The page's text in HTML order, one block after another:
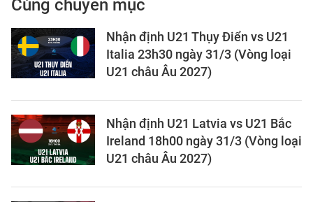
Cùng chuyên mục
Nhận định U21 Thụy Điển vs U21
Italia 23h30 ngày 31/3 (Vòng loại
U21 châu Âu 2027)
Nhận định U21 Latvia vs U21 Bắc
Ireland 18h00 ngày 31/3 (Vòng loại
U21 châu Âu 2027)